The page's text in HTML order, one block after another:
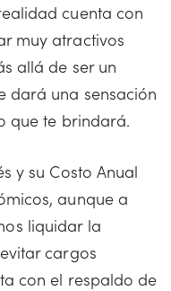
cuenta con
muy atractivos
allá de ser un
dará una sensación
que te brindará.
y su Costo Anual
aunque a
liquidar la
cargos
con el respaldo de